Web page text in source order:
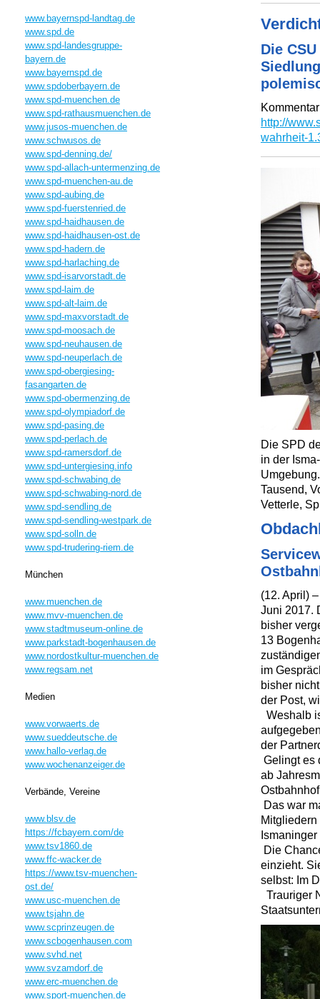
Die
http://
wahrheit-
Die SPD
in der
Tausend,
Vetterle,
(12. April)
Juni 2017.
bisher
13
im
bisher
der Post,
Weshalb
der
Gelingt es
ab
Das war
Die
einzieht.
selbst: Im
Trauriger
www.bayernspd-landtag.de
www.spd.de
www.spd-landesgruppe-
bayern.de
www.bayernspd.de
www.spdoberbayern.de
www.spd-muenchen.de
www.spd-rathausmuenchen.de
www.jusos-muenchen.de
www.schwusos.de
www.spd-denning.de/
www.spd-allach-untermenzing.de
www.spd-muenchen-au.de
www.spd-aubing.de
www.spd-fuerstenried.de
www.spd-haidhausen.de
www.spd-haidhausen-ost.de
www.spd-hadern.de
www.spd-harlaching.de
www.spd-isarvorstadt.de
www.spd-laim.de
www.spd-alt-laim.de
www.spd-maxvorstadt.de
www.spd-moosach.de
www.spd-neuhausen.de
www.spd-neuperlach.de
www.spd-obergiesing-
fasangarten.de
www.spd-obermenzing.de
www.spd-olympiadorf.de
www.spd-pasing.de
www.spd-perlach.de
www.spd-ramersdorf.de
www.spd-untergiesing.info
www.spd-schwabing.de
www.spd-schwabing-nord.de
www.spd-sendling.de
www.spd-sendling-westpark.de
www.spd-solln.de
www.spd-trudering-riem.de
München
www.muenchen.de
www.mvv-muenchen.de
www.stadtmuseum-online.de
www.parkstadt-bogenhausen.de
www.nordostkultur-muenchen.de
www.regsam.net
Medien
www.vorwaerts.de
www.sueddeutsche.de
www.hallo-verlag.de
www.wochenanzeiger.de
Verbände, Vereine
www.blsv.de
https://fcbayern.com/de
www.tsv1860.de
www.ffc-wacker.de
https://www.tsv-muenchen-
ost.de/
www.usc-muenchen.de
www.tsjahn.de
www.scprinzeugen.de
www.scbogenhausen.com
www.svhd.net
www.svzamdorf.de
www.erc-muenchen.de
www.sport-muenchen.de